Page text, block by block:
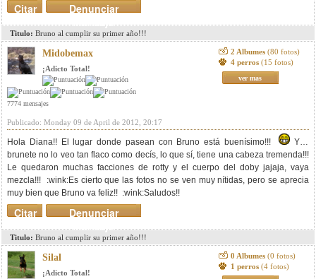
Denunciar
mensaje
Citar
Titulo: Bruno al cumplir su primer año!!!
Midobemax
¡Adicto Total!
7774 mensajes
2 Albumes (80 fotos)
4 perros (15 fotos)
ver mas
Publicado: Monday 09 de April de 2012, 20:17
Hola Diana!! El lugar donde pasean con Bruno está buenísimo!!!
Y a
brunete no lo veo tan flaco como decís, lo que sí, tiene una cabeza tremenda!!!
Le quedaron muchas facciones de rotty y el cuerpo del doby jajaja, vaya
mezcla!!! :wink:Es cierto que las fotos no se ven muy nítidas, pero se aprecia
muy bien que Bruno va feliz!! :wink:Saludos!!
Denunciar
mensaje
Citar
Titulo: Bruno al cumplir su primer año!!!
Silal
¡Adicto Total!
0 Albumes (0 fotos)
1 perros (4 fotos)